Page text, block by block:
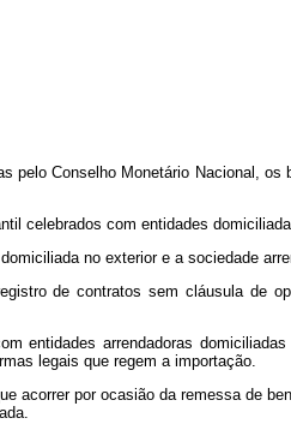
Conselho Monetário Nacional,
celebrados com entidades
no exterior e a sociedade
de contratos sem cláusula de
entidades arrendadoras
legais que regem a importação.
por ocasião da remessa de